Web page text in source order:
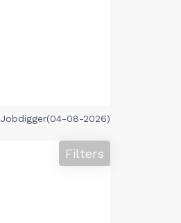
08-2026)
Filters